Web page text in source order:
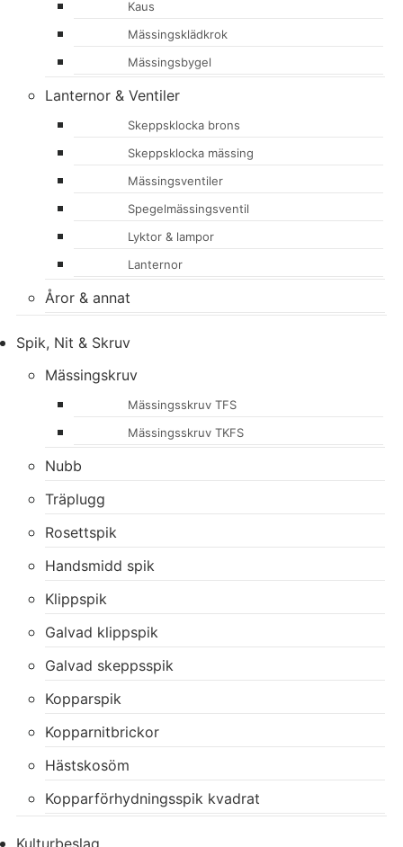
Kaus
Mässingsklädkrok
Mässingsbygel
Lanternor & Ventiler
Skeppsklocka brons
Skeppsklocka mässing
Mässingsventiler
Spegelmässingsventil
Lyktor & lampor
Lanternor
Åror & annat
Spik, Nit & Skruv
Mässingskruv
Mässingsskruv TFS
Mässingsskruv TKFS
Nubb
Träplugg
Rosettspik
Handsmidd spik
Klippspik
Galvad klippspik
Galvad skeppsspik
Kopparspik
Kopparnitbrickor
Hästskosöm
Kopparförhydningsspik kvadrat
Kulturbeslag